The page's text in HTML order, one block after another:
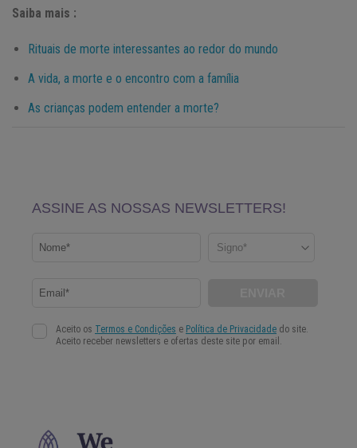
Saiba mais :
Rituais de morte interessantes ao redor do mundo
A vida, a morte e o encontro com a família
As crianças podem entender a morte?